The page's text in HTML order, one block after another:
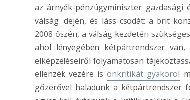
az árnyék-pénzügyminiszter
válság idején, és láss csodát: a brit
2008 őszén, a válság kezdetén
ahol lényegében kétpártrendszer
elképzeléseiről folyamatosan
ellenzék vezére is önkritikát gyakorol
gőzerővel haladunk a kétpártrendszer